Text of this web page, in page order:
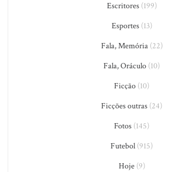
Escritores(199)
Esportes(13)
Fala, Memória(22)
Fala, Oráculo (10)
Ficção (10)
Ficções outras (24)
Fotos (145)
Futebol (915)
Hoje(9)